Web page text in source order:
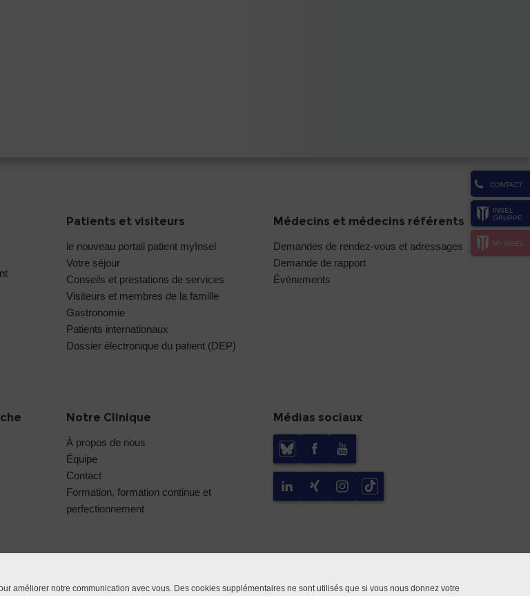
CONTACT
INSEL
GRUPPE
MYINSEL
Patients et visiteurs
le nouveau portail patient myInsel
Votre séjour
Conseils et prestations de services
Visiteurs et membres de la famille
Gastronomie
Patients internationaux
Dossier électronique du patient (DEP)
Médecins et médecins référents
Demandes de rendez-vous et adressages
Demande de rapport
Événements
Notre Clinique
À propos de nous
Équipe
Contact
Formation, formation continue et
perfectionnement
Médias sociaux
améliorer notre communication avec vous. Des cookies supplémentaires ne sont utilisés que si vous nous donnez votre